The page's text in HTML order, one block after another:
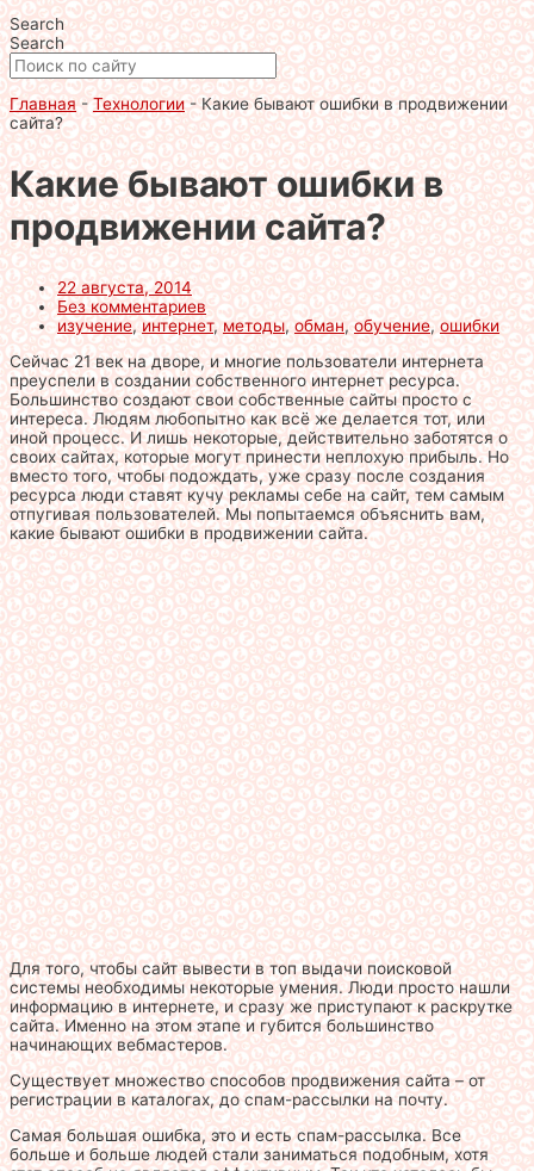
Search
Search
Главная-Технологии-Какие бывают ошибки в продвижении
сайта?
Какие бывают ошибки в
продвижении сайта?
22 августа, 2014
Без комментариев
изучение,интернет,методы,обман,обучение,ошибки
Сейчас 21 век на дворе, и многие пользователи интернета
преуспели в создании собственного интернет ресурса.
Большинство создают свои собственные сайты просто с
интереса. Людям любопытно как всё же делается тот, или
иной процесс. И лишь некоторые, действительно заботятся о
своих сайтах, которые могут принести неплохую прибыль. Но
вместо того, чтобы подождать, уже сразу после создания
ресурса люди ставят кучу рекламы себе на сайт, тем самым
отпугивая пользователей. Мы попытаемся объяснить вам,
какие бывают ошибки в продвижении сайта.
Для того, чтобы сайт вывести в топ выдачи поисковой
системы необходимы некоторые умения. Люди просто нашли
информацию в интернете, и сразу же приступают к раскрутке
сайта. Именно на этом этапе и губится большинство
начинающих вебмастеров.
Существует множество способов продвижения сайта – от
регистрации в каталогах, до спам-рассылки на почту.
Самая большая ошибка, это и есть спам-рассылка. Все
больше и больше людей стали заниматься подобным, хотя